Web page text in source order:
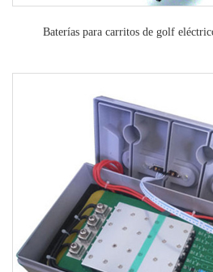
Baterías para carritos de golf